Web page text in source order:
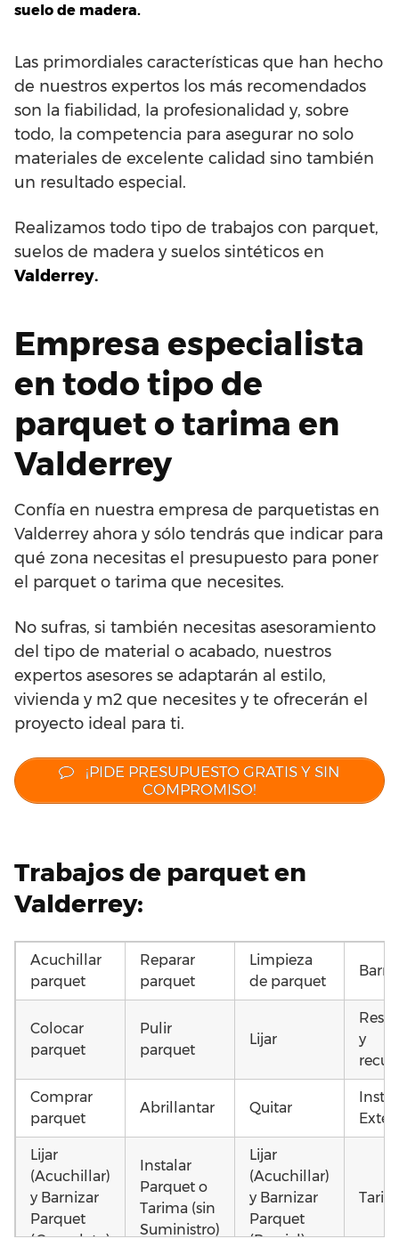
suelo de madera.
Las primordiales características que han hecho
de nuestros expertos los más recomendados
son la fiabilidad, la profesionalidad y, sobre
todo, la competencia para asegurar no solo
materiales de excelente calidad sino también
un resultado especial.
Realizamos todo tipo de trabajos con parquet,
suelos de madera y suelos sintéticos en
Valderrey.
Empresa especialista
en todo tipo de
parquet o tarima en
Valderrey
Confía en nuestra empresa de parquetistas en
Valderrey ahora y sólo tendrás que indicar para
qué zona necesitas el presupuesto para poner
el parquet o tarima que necesites.
No sufras, si también necesitas asesoramiento
del tipo de material o acabado, nuestros
expertos asesores se adaptarán al estilo,
vivienda y m2 que necesites y te ofrecerán el
proyecto ideal para ti.
¡PIDE PRESUPUESTO GRATIS Y SIN
COMPROMISO!
Trabajos de parquet en
Valderrey:
Acuchillar
parquet
Reparar
parquet
Limpieza
de parquet
Colocar
parquet
Pulir
parquet
Lijar
y
Comprar
parquet
Abrillantar Quitar
Lijar
(Acuchillar)
y Barnizar
Parquet
Instalar
Parquet o
Tarima (sin
Suministro)
Lijar
(Acuchillar)
y Barnizar
Parquet